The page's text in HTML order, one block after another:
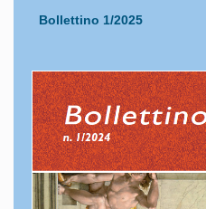
Bollettino 1/2025